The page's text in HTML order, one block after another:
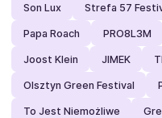
Son Lux Strefa 57
Papa Roach PRO8L3M
Joost Klein JIMEK
Olsztyn Green Festival
To Jest Niemożliwe